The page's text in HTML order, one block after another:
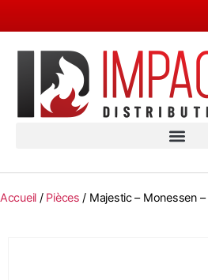
Accueil / Pièces / Majestic – Monessen